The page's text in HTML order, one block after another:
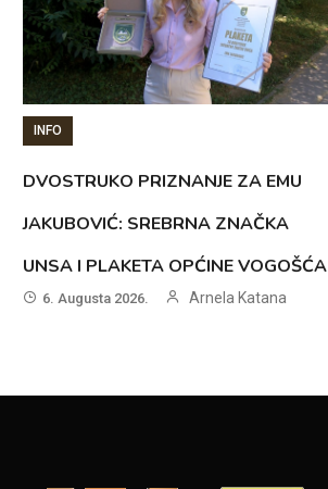
INFO
DVOSTRUKO PRIZNANJE ZA EMU
JAKUBOVIĆ: SREBRNA ZNAČKA
UNSA I PLAKETA OPĆINE VOGOŠĆA
6. Augusta 2026. Arnela Katana